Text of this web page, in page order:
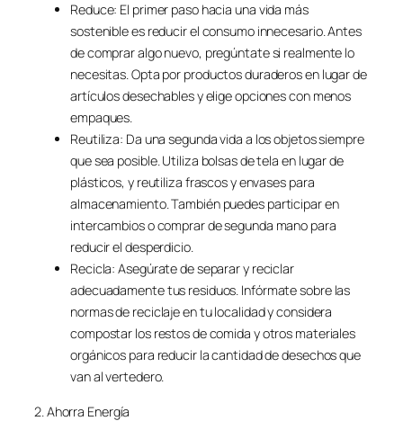
Reduce: El primer paso hacia una vida más
sostenible es reducir el consumo innecesario. Antes
de comprar algo nuevo, pregúntate si realmente lo
necesitas. Opta por productos duraderos en lugar de
artículos desechables y elige opciones con menos
empaques.
Reutiliza: Da una segunda vida a los objetos siempre
que sea posible. Utiliza bolsas de tela en lugar de
plásticos, y reutiliza frascos y envases para
almacenamiento. También puedes participar en
intercambios o comprar de segunda mano para
reducir el desperdicio.
Recicla: Asegúrate de separar y reciclar
adecuadamente tus residuos. Infórmate sobre las
normas de reciclaje en tu localidad y considera
compostar los restos de comida y otros materiales
orgánicos para reducir la cantidad de desechos que
van al vertedero.
2. Ahorra Energía